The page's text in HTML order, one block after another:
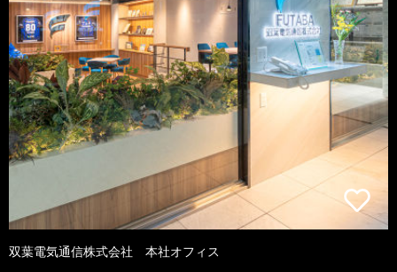
双葉電気通信株式会社 本社オフィス